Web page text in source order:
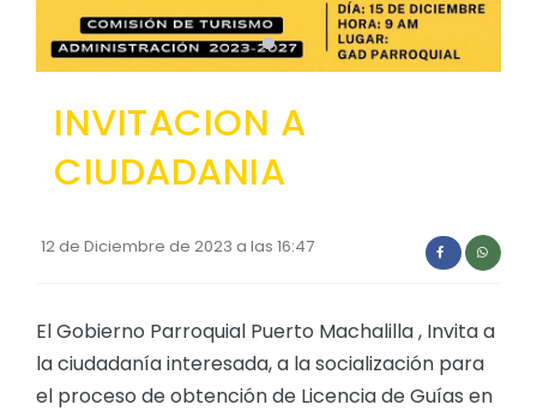
GEOGRAFÍA
Clima
Convocatorias
GESTIÓN ADMINISTRATIVA
Plan de desarrollo y Ordenamiento Territorial -
Plan Anual Contratación - PAC
Convenios Institucionales
Cédulas presupuestarias y balances
Procesos de contratación
INVITACION A
CIUDADANIA
12 de Diciembre de 2023 a las 16:47
El Gobierno Parroquial Puerto Machalilla , Invita a
la ciudadanía interesada, a la socialización para
el proceso de obtención de Licencia de Guías en